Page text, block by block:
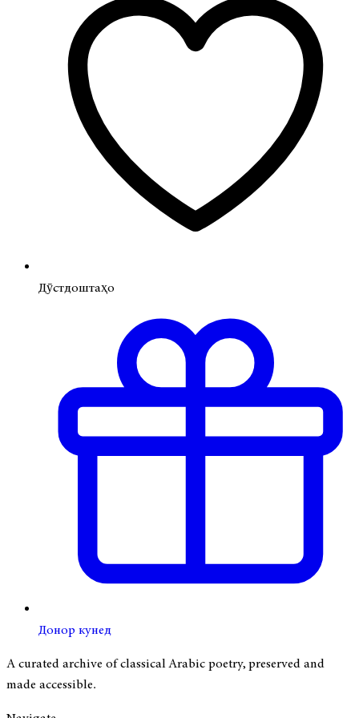
Дӯстдоштаҳо
Донор кунед
A curated archive of classical Arabic poetry, preserved and
made accessible.